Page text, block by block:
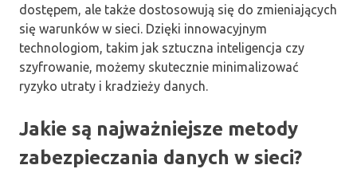
dostępem, ale także dostosowują się do zmieniających
się warunków w sieci. Dzięki innowacyjnym
technologiom, takim jak sztuczna inteligencja czy
szyfrowanie, możemy skutecznie minimalizować
ryzyko utraty i kradzieży danych.
Jakie są najważniejsze metody
zabezpieczania danych w sieci?